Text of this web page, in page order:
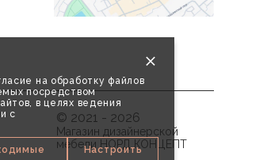
на обработку файлов
посредством
в целях ведения
с
Настроить
© 2021 - 2026
Магазин дизайнерской
мебели НОРД КОНЦЕПТ